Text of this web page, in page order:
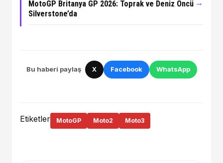
MotoGP Britanya GP 2026: Toprak ve Deniz Öncü
Silverstone’da
→
Bu haberi paylaş X Facebook WhatsApp
Etiketler MotoGP Moto2 Moto3